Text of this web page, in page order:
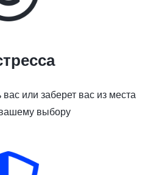
или заберет вас из места
выбору